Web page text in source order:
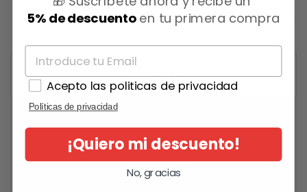
DESCRIPCIÓN
OPINIONES
5% de descuentoen tu primera compra
Acepto las politicas de privacidad
Políticas de privacidad
¡Quiero mi descuento!
No, gracias